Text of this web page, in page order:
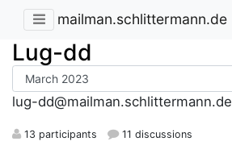
mailman.schlittermann.de
Lug-dd
lug-dd@mailman.schlittermann.de
13 participants 11 discussions